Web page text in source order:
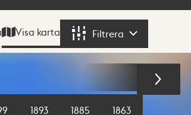
Visa karta Filtrera
1893 1885 1863